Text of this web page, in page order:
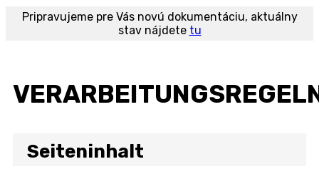
Pripravujeme pre Vás novú dokumentáciu, aktuálny
stav nájdete tu
Seiteninhalt